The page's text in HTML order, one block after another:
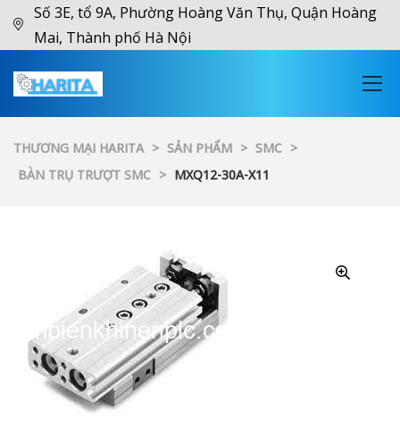
Số 3E, tổ 9A, Phường Hoàng Văn Thụ, Quận Hoàng
Mai, Thành phố Hà Nội
THƯƠNG MẠI HARITA > SẢN PHẨM > SMC >
BÀN TRỤ TRƯỢT SMC > MXQ12-30A-X11